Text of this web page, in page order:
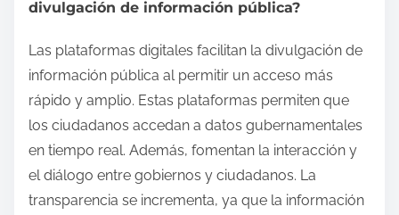
divulgación de información pública?
Las plataformas digitales facilitan la divulgación de
información pública al permitir un acceso más
rápido y amplio. Estas plataformas permiten que
los ciudadanos accedan a datos gubernamentales
en tiempo real. Además, fomentan la interacción y
el diálogo entre gobiernos y ciudadanos. La
transparencia se incrementa, ya que la información